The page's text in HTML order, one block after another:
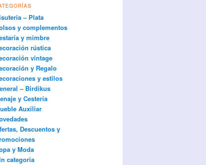
– Plata
y complementos
y mimbre
rústica
vintage
y Regalo
y estilos
– Birdikus
y Cestería
Auxiliar
Descuentos y
y Moda
categoría